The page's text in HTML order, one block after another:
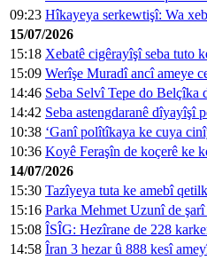
09:23 Hîkayeya serkewtişî: Wa
15/07/2026
15:18 Xebatê cigêrayîşî seba tuto
15:09 Werîşe Muradî ancî ameye
14:46 Seba Selvî Tepe do Belçîka
14:42 Seba astengdaranê dîyayîşî
10:38 ‘Ganî polîtîkaya ke cuya
10:36 Koyê Feraşîn de koçerê ke
14/07/2026
15:30 Tazîyeya tuta ke amebî
15:16 Parka Mehmet Uzunî de
15:08 ÎSÎG: Hezîrane de 228
14:58 Îran 3 hezar û 888 kesî